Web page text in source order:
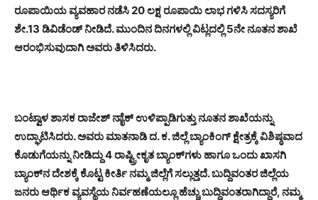
ರೂಪಾಯಿಯ ವ್ಯವಹಾರ ನಡೆಸಿ 20 ಲಕ್ಷ ರೂಪಾಯಿ ಲಾಭ ಗಳಿಸಿ ಸದಸ್ಯರಿಗೆ
ಶೇ.13 ಡಿವಿಡೆಂಡ್ ನೀಡಿದೆ. ಮುಂದಿನ ದಿನಗಳಲ್ಲಿ ವಿಟ್ಲದಲ್ಲಿ 5ನೇ ನೂತನ ಶಾಖೆ
ಆರಂಭಿಸುವುದಾಗಿ ಅವರು ತಿಳಿಸಿದರು.
ಬಂಟ್ವಾಳ ಶಾಸಕ ರಾಜೇಶ್ ನಾೈಕ್ ಉಳಿಪ್ಪಾಡಿಗುತ್ತು ನೂತನ ಶಾಖೆಯನ್ನು
ಉದ್ಘಾಟಿಸಿದರು. ಅವರು ಮಾತನಾಡಿ ದ. ಕ. ಜಿಲ್ಲೆ ಬ್ಯಾಂಕಿಂಗ್ ಕ್ಷೇತ್ರಕ್ಕೆ ವಿಶಿಷ್ಠವಾದ
ಕೊಡುಗೆಯನ್ನು ನೀಡಿದ್ದು 4 ರಾಷ್ಟ್ರೀಕೃತ ಬ್ಯಾಂಕ್‍ಗಳು ಹಾಗೂ ಒಂದು ಖಾಸಗಿ
ಬ್ಯಾಂಕ್‍ನ ದೇಶಕ್ಕೆ ಕೊಟ್ಟ ಕೀರ್ತಿ ನಮ್ಮ ಜಿಲ್ಲೆಗೆ ಸಲ್ಲುತ್ತದೆ. ಬುದ್ದಿವಂತರ ಜಿಲ್ಲೆಯ
ಜನರು ಆರ್ಥಿಕ ವ್ಯವಸ್ಥೆಯ ನಿರ್ವಹಣೆಯಲ್ಲೂ ಹೆಚ್ಚು ಬುದ್ದಿವಂತರಾಗಿದ್ದಾರೆ, ನಮ್ಮ